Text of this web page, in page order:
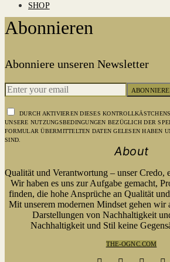
SHOP
Abonnieren
Abonniere unseren Newsletter
DURCH AKTIVIEREN DIESES
UNSERE NUTZUNGSBEDINGUNGEN BEZÜGLICH DER
FORMULAR ÜBERMITTELTEN DATEN GELESEN HABEN
SIND.
About
Qualität und Verantwortung – unser Credo,
Wir haben es uns zur Aufgabe gemacht,
finden, die hohe Ansprüche an Qualität
Mit unserem modernen Mindset gehen wir
Darstellungen von Nachhaltigkeit
Nachhaltigkeit und Stil keine
THE-OGNC.COM